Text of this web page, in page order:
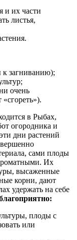
и их части
листья,
к загниванию);
очень
в Рыбах,
огородника и
дни растений
сами плоды
Их
высаженные
корни, дают
удержать на себе
плоды с
или